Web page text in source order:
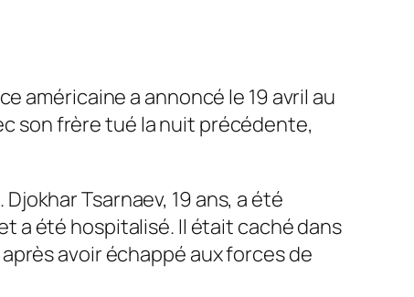
américaine a annoncé le 19 avril au
son frère tué la nuit précédente,
Tsarnaev, 19 ans, a été
a été hospitalisé. Il était caché dans
avoir échappé aux forces de